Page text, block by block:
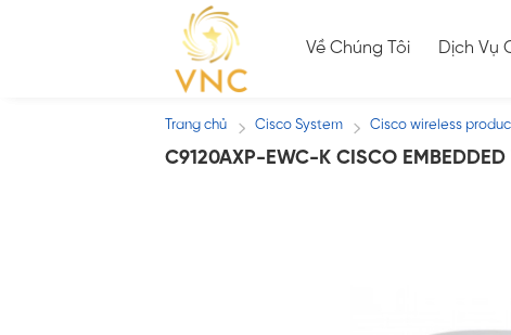
Về Chúng Tôi Dịch Vụ
Trang chủ / Cisco System / Cisco wireless
C9120AXP-EWC-K CISCO EMBEDDED